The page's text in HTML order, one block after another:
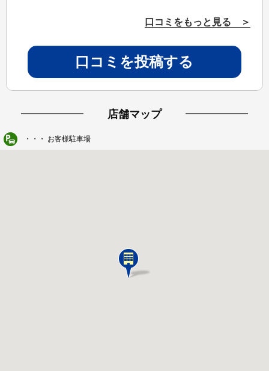
口コミをもっと見る ＞
口コミを投稿する
店舗マップ
・・・ お客様駐車場